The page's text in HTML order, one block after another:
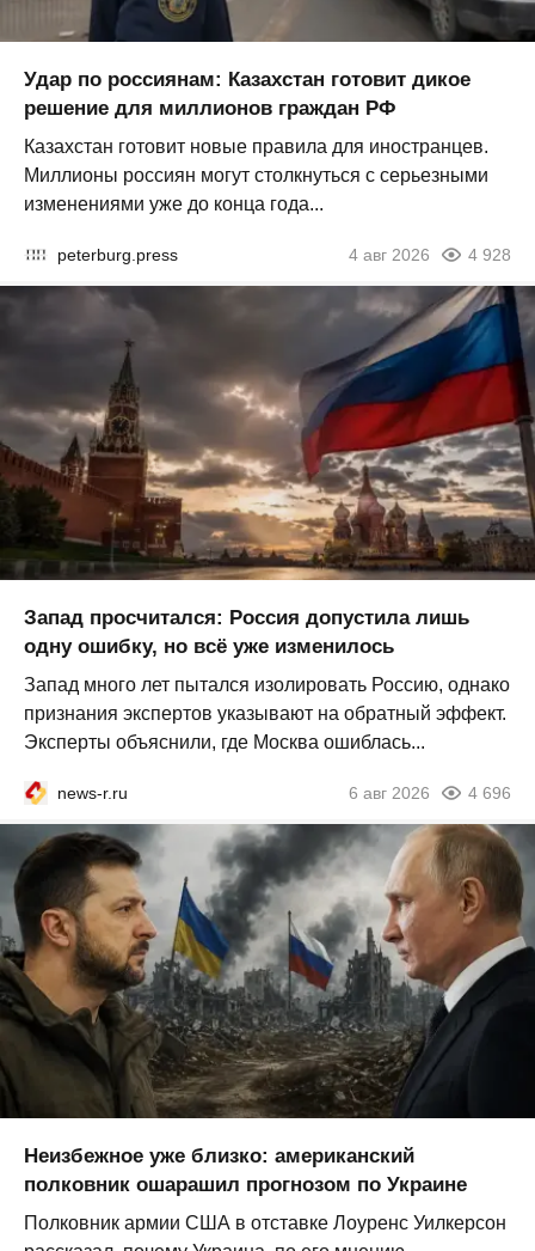
Удар по россиянам: Казахстан готовит дикое
решение для миллионов граждан РФ
Казахстан готовит новые правила для иностранцев.
Миллионы россиян могут столкнуться с серьезными
изменениями уже до конца года...
peterburg.press 4 авг 2026 4 928
Запад просчитался: Россия допустила лишь
одну ошибку, но всё уже изменилось
Запад много лет пытался изолировать Россию, однако
признания экспертов указывают на обратный эффект.
Эксперты объяснили, где Москва ошиблась...
news-r.ru 6 авг 2026 4 696
Неизбежное уже близко: американский
полковник ошарашил прогнозом по Украине
Полковник армии США в отставке Лоуренс Уилкерсон